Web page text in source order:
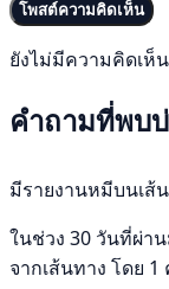
โพสต์ความคิดเห็น
ยังไม่มีความคิดเห็น
คำถามที่พบ
มีรายงานหมีบนเส้
ในช่วง 30 วันที่ผ่า
จากเส้นทาง โดย